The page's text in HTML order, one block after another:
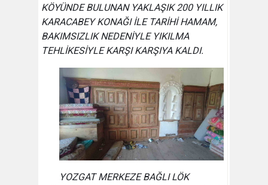
KÖYÜNDE BULUNAN YAKLAŞIK 200 YILLIK
KARACABEY KONAĞI İLE TARİHİ HAMAM,
BAKIMSIZLIK NEDENİYLE YIKILMA
TEHLİKESİYLE KARŞI KARŞIYA KALDI.
YOZGAT MERKEZE BAĞLI LÖK